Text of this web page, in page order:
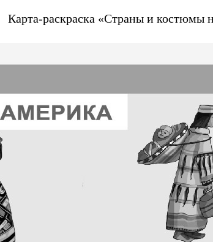
Карта-раскраска «Страны и костюмы